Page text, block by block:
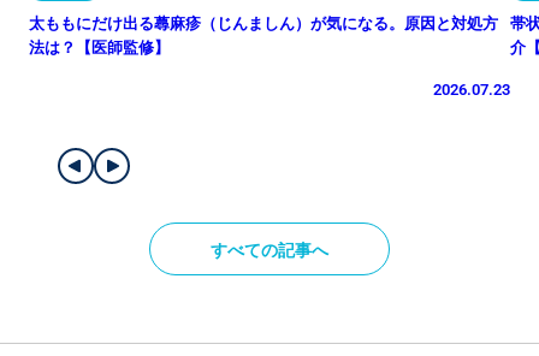
太ももにだけ出る蕁麻疹（じんましん）が気になる。原因と対処方
法は？【医師監修】
2026.07.23
帯
介
すべての記事へ